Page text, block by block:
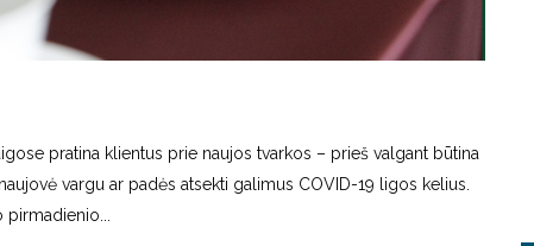
pratina klientus prie naujos tvarkos – prieš valgant būtina
vargu ar padės atsekti galimus COVID-19 ligos kelius.
pirmadienio